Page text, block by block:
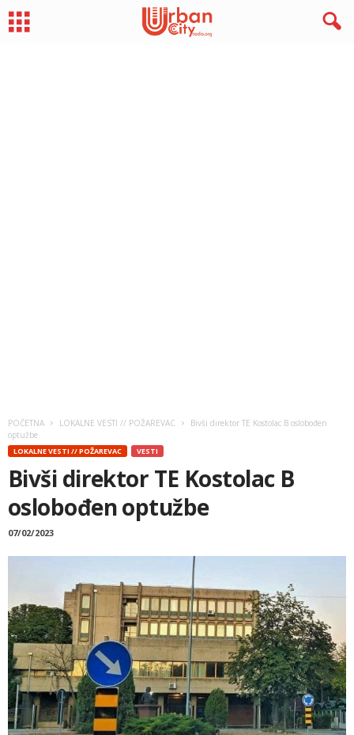
POČETNA LOKALNE VESTI // POŽAREVAC
Bivši direktor TE Kostolac B oslobođen
optužbe
LOKALNE VESTI // POŽAREVAC VESTI
Bivši direktor TE Kostolac B
oslobođen optužbe
07/02/2023